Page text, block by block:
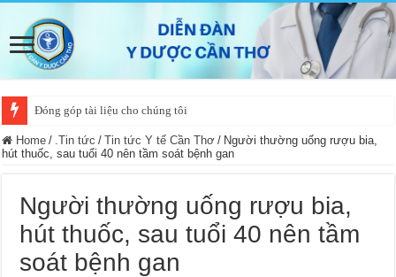
Đóng góp tài liệu cho chúng tôi
Home / .Tin tức / Tin tức Y tế Cần Thơ / Người thường uống rượu bia,
hút thuốc, sau tuổi 40 nên tầm soát bệnh gan
Người thường uống rượu bia,
hút thuốc, sau tuổi 40 nên tầm
soát bệnh gan